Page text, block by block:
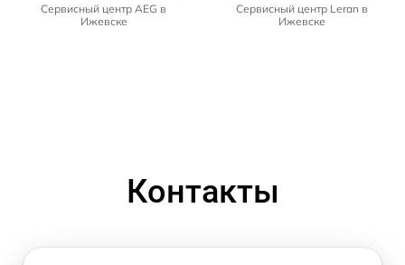
Сервисный центр AEG в
Ижевске
Сервисный центр Leran в
Ижевске
Контакты